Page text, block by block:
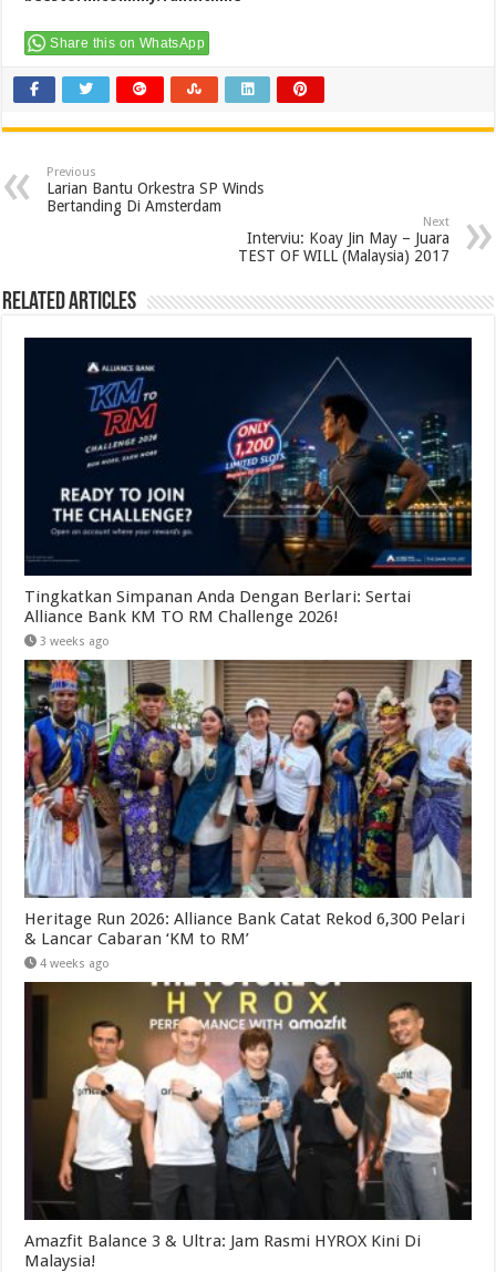
Share this on WhatsApp
Previous
Larian Bantu Orkestra SP Winds
Bertanding Di Amsterdam
Next
Interviu: Koay Jin May – Juara
TEST OF WILL (Malaysia) 2017
Related Articles
Tingkatkan Simpanan Anda Dengan Berlari: Sertai
Alliance Bank KM TO RM Challenge 2026!
3 weeks ago
Heritage Run 2026: Alliance Bank Catat Rekod 6,300 Pelari
& Lancar Cabaran ‘KM to RM’
4 weeks ago
Amazfit Balance 3 & Ultra: Jam Rasmi HYROX Kini Di
Malaysia!